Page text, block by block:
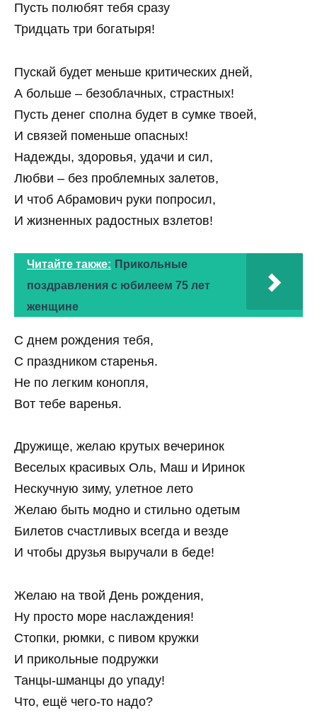
Пусть полюбят тебя сразу
Тридцать три богатыря!
Пускай будет меньше критических дней,
А больше – безоблачных, страстных!
Пусть денег сполна будет в сумке твоей,
И связей поменьше опасных!
Надежды, здоровья, удачи и сил,
Любви – без проблемных залетов,
И чтоб Абрамович руки попросил,
И жизненных радостных взлетов!
Читайте также: Прикольные
поздравления с юбилеем 75 лет
женщине
С днем рождения тебя,
С праздником старенья.
Не по легким конопля,
Вот тебе варенья.
Дружище, желаю крутых вечеринок
Веселых красивых Оль, Маш и Иринок
Нескучную зиму, улетное лето
Желаю быть модно и стильно одетым
Билетов счастливых всегда и везде
И чтобы друзья выручали в беде!
Желаю на твой День рождения,
Ну просто море наслаждения!
Стопки, рюмки, с пивом кружки
И прикольные подружки
Танцы-шманцы до упаду!
Что, ещё чего-то надо?